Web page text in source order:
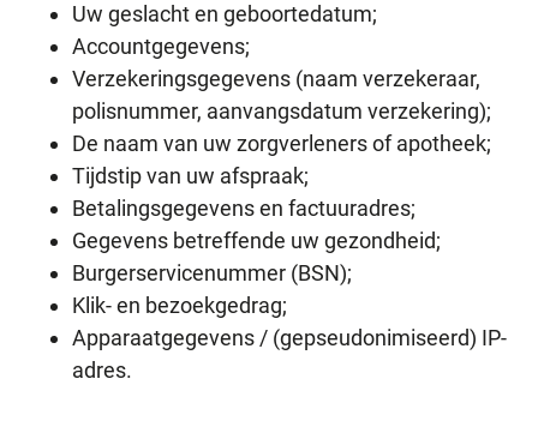
Uw geslacht en geboortedatum;
Accountgegevens;
Verzekeringsgegevens (naam verzekeraar,
polisnummer, aanvangsdatum verzekering);
De naam van uw zorgverleners of apotheek;
Tijdstip van uw afspraak;
Betalingsgegevens en factuuradres;
Gegevens betreffende uw gezondheid;
Burgerservicenummer (BSN);
Klik- en bezoekgedrag;
Apparaatgegevens / (gepseudonimiseerd) IP-
adres.